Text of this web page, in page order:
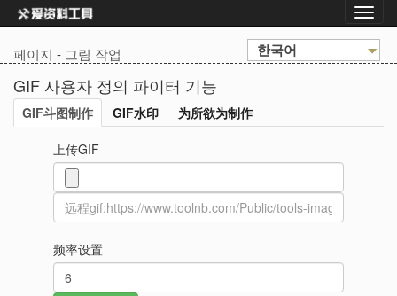
페이지 - 그림 작업 한국어
GIF 사용자 정의 파이터 기능
GIF斗图制作 GIF水印 为所欲为制作
上传GIF
频率设置